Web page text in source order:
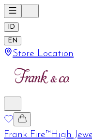
ID
EN
Store Location
Frank Fire™High